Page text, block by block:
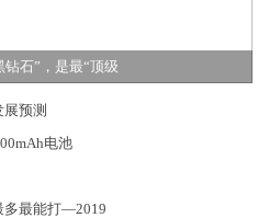
钻石”，是最“顶级
预测
电池
多最能打—2019